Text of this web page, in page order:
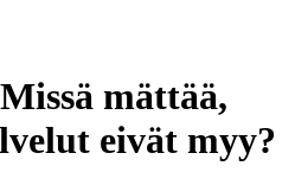
mättää,
eivät myy?